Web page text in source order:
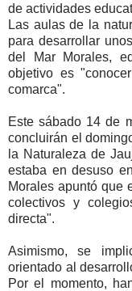
de actividades
Las aulas de la
para desarrollar
del Mar Morales,
objetivo es
comarca".
Este sábado 14 de
concluirán el
la Naturaleza de
estaba en desuso
Morales apuntó que
colectivos y
directa".
Asimismo, se
orientado al
Por el momento,